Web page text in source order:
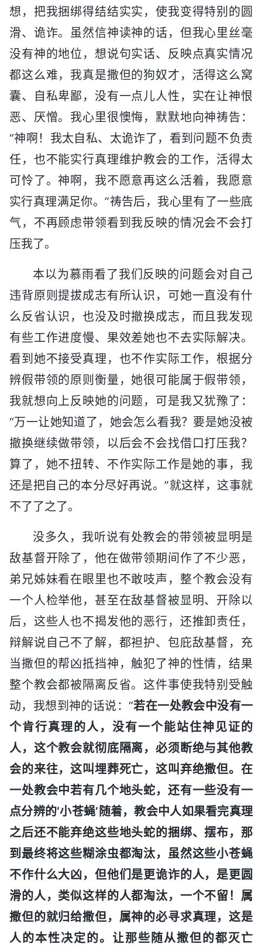
想，把我捆绑得结结实实，使我变得特别的圆
滑、诡诈。虽然信神读神的话，但我心里丝毫
没有神的地位，想说句实话、反映点真实情况
都这么难，我真是撒但的狗奴才，活得这么窝
囊、自私卑鄙，没有一点儿人性，实在让神恨
恶、厌憎。我心里很懊悔，默默地向神祷告：
“神啊！我太自私、太诡诈了，看到问题不负责
任，也不能实行真理维护教会的工作，活得太
可怜了。神啊，我不愿意再这么活着，我愿意
实行真理满足你。”祷告后，我心里有了一些底
气，不再顾虑带领看到我反映的情况会不会打
压我了。
本以为慕雨看了我们反映的问题会对自己
违背原则提拔成志有所认识，可她一直没有什
么反省认识，也没及时撤换成志，而且我发现
有些工作进度慢、果效差她也不去实际解决。
看到她不接受真理，也不作实际工作，根据分
辨假带领的原则衡量，她很可能属于假带领，
我就想向上反映她的问题，可是我又犹豫了：
“万一让她知道了，她会怎么看我？要是她没被
撤换继续做带领，以后会不会找借口打压我？
算了，她不扭转、不作实际工作是她的事，我
还是把自己的本分尽好再说。”就这样，这事就
不了了之了。
没多久，我听说有处教会的带领被显明是
敌基督开除了，他在做带领期间作了不少恶，
弟兄姊妹看在眼里也不敢吱声，整个教会没有
一个人检举他，甚至在敌基督被显明、开除以
后，这些人也不揭发他的恶行，还推卸责任，
辩解说自己不了解，都袒护、包庇敌基督，充
当撒但的帮凶抵挡神，触犯了神的性情，结果
整个教会都被隔离反省。这件事使我特别受触
动，我想到神的话说：“若在一处教会中没有一
个肯行真理的人，没有一个能站住神见证的
人，这个教会就彻底隔离，必须断绝与其他教
会的来往，这叫埋葬死亡，这叫弃绝撒但。在
一处教会中若有几个地头蛇，还有一些没有一
点分辨的‘小苍蝇’随着，教会中人如果看完真理
之后还不能弃绝这些地头蛇的捆绑、摆布，那
到最终将这些糊涂虫都淘汰，虽然这些小苍蝇
不作什么大凶，但他们是更诡诈的人，是更圆
滑的人，类似这样的人都淘汰，一个不留！属
撒但的就归给撒但，属神的必寻求真理，这是
人的本性决定的。让那些随从撒但的都灭亡